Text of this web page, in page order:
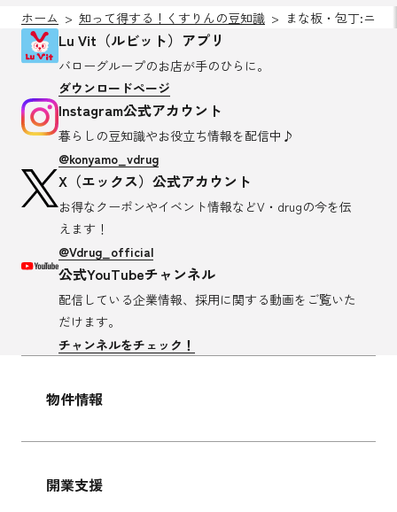
ホーム 知って得する！くすりんの豆知識 まな板・包丁:ニオ
Lu Vit（ルビット）アプリ
バローグループのお店が手のひらに。
ダウンロードページ
Instagram公式アカウント
暮らしの豆知識やお役立ち情報を配信中♪
@konyamo_vdrug
X（エックス）公式アカウント
お得なクーポンやイベント情報などV・drugの今を伝
えます！
@Vdrug_official
公式YouTubeチャンネル
配信している企業情報、採用に関する動画をご覧いた
だけます。
チャンネルをチェック！
物件情報
開業支援